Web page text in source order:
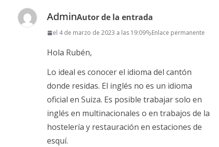
AdminAutor de la entrada
el 4 de marzo de 2023 a las 19:09 Enlace permanente
Hola Rubén,
Lo ideal es conocer el idioma del cantón
donde residas. El inglés no es un idioma
oficial en Suiza. Es posible trabajar solo en
inglés en multinacionales o en trabajos de la
hostelería y restauración en estaciones de
esquí.